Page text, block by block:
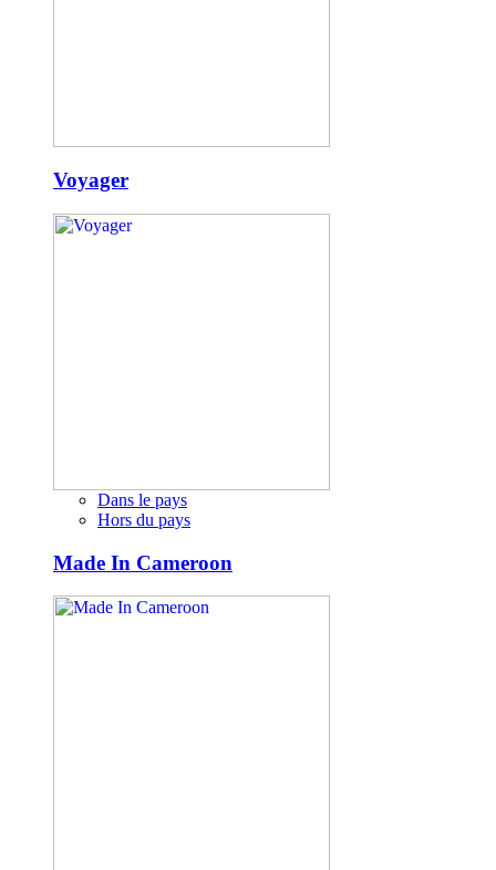
Voyager
Dans le pays
Hors du pays
Made In Cameroon